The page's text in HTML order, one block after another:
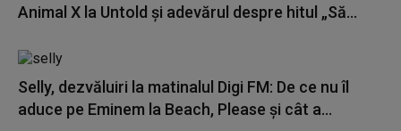
Animal X la Untold și adevărul despre hitul „Să...
Selly, dezvăluiri la matinalul Digi FM: De ce nu îl
aduce pe Eminem la Beach, Please și cât a...